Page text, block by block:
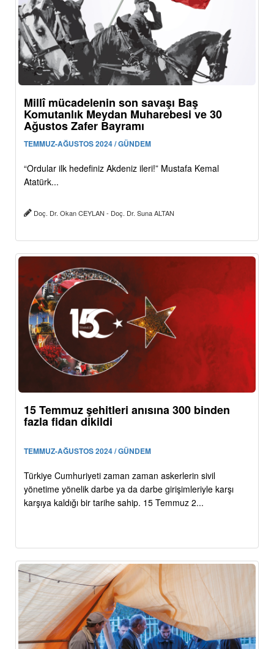
Millî mücadelenin son savaşı Baş
Komutanlık Meydan Muharebesi ve 30
Ağustos Zafer Bayramı
TEMMUZ-AĞUSTOS 2024 / GÜNDEM
“Ordular ilk hedefiniz Akdeniz ileri!” Mustafa Kemal
Atatürk...
Doç. Dr. Okan CEYLAN - Doç. Dr. Suna ALTAN
15 Temmuz şehitleri anısına 300 binden
fazla fidan dikildi
TEMMUZ-AĞUSTOS 2024 / GÜNDEM
Türkiye Cumhuriyeti zaman zaman askerlerin sivil
yönetime yönelik darbe ya da darbe girişimleriyle karşı
karşıya kaldığı bir tarihe sahip. 15 Temmuz 2...